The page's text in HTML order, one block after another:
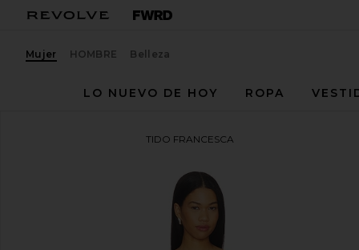
Mujer HOMBRE Belleza
LO NUEVO DE HOY
ROPA
VESTIDO FRANCESCA
favoritoAmanda Uprichard Francesca Maxi Dress in